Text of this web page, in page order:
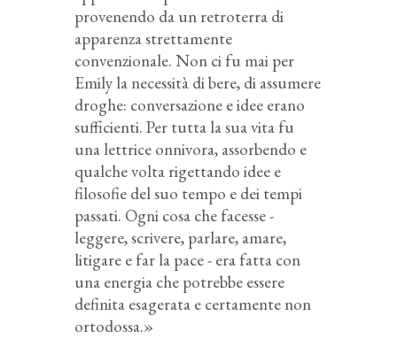
provenendo da un retroterra di
apparenza strettamente
convenzionale. Non ci fu mai per
Emily la necessità di bere, di assumere
droghe: conversazione e idee erano
sufficienti. Per tutta la sua vita fu
una lettrice onnivora, assorbendo e
qualche volta rigettando idee e
filosofie del suo tempo e dei tempi
passati. Ogni cosa che facesse -
leggere, scrivere, parlare, amare,
litigare e far la pace - era fatta con
una energia che potrebbe essere
definita esagerata e certamente non
ortodossa.»